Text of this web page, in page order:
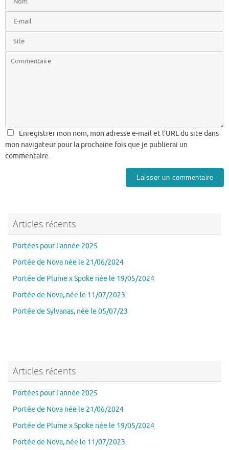
Enregistrer mon nom, mon adresse e-mail et l’URL du site dans
mon navigateur pour la prochaine fois que je publierai un
commentaire.
Articles récents
Portées pour l'année 2025
Portée de Nova née le 21/06/2024
Portée de Plume x Spoke née le 19/05/2024
Portée de Nova, née le 11/07/2023
Portée de Sylvanas, née le 05/07/23
Articles récents
Portées pour l'année 2025
Portée de Nova née le 21/06/2024
Portée de Plume x Spoke née le 19/05/2024
Portée de Nova, née le 11/07/2023